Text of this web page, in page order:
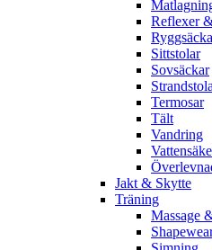
Reflexer
Sittstolar
Sovsäckar
Termosar
Tält
Vandring
Jakt & Skytte
Träning
Massage